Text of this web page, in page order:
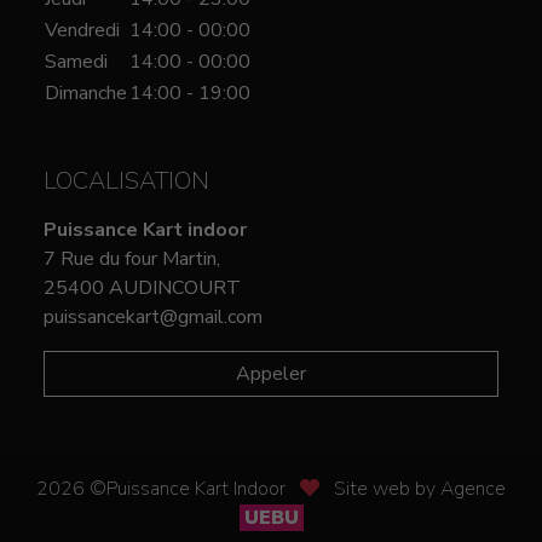
Vendredi 14:00 - 00:00
Samedi
14:00 - 00:00
Dimanche 14:00 - 19:00
LOCALISATION
Puissance Kart indoor
7 Rue du four Martin,
25400 AUDINCOURT
puissancekart@gmail.com
Appeler
2026 ©Puissance Kart Indoor
Site web by Agence
UEBU